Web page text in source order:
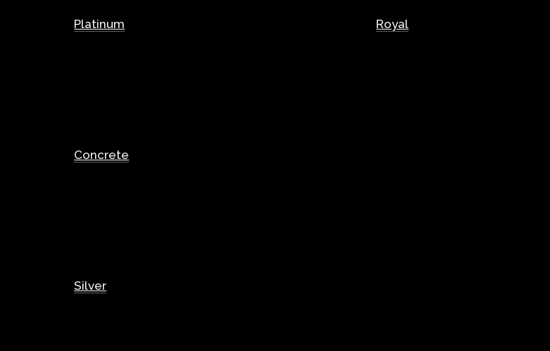
Platinum
Concrete
Silver
Royal